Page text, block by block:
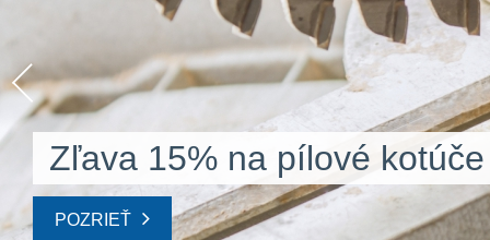
Zľava 15% na pílové kotúče
POZRIEŤ